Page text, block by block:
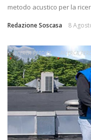
metodo acustico per la
Redazione Soscasa 8
RICERCA PERDITE RICERCA